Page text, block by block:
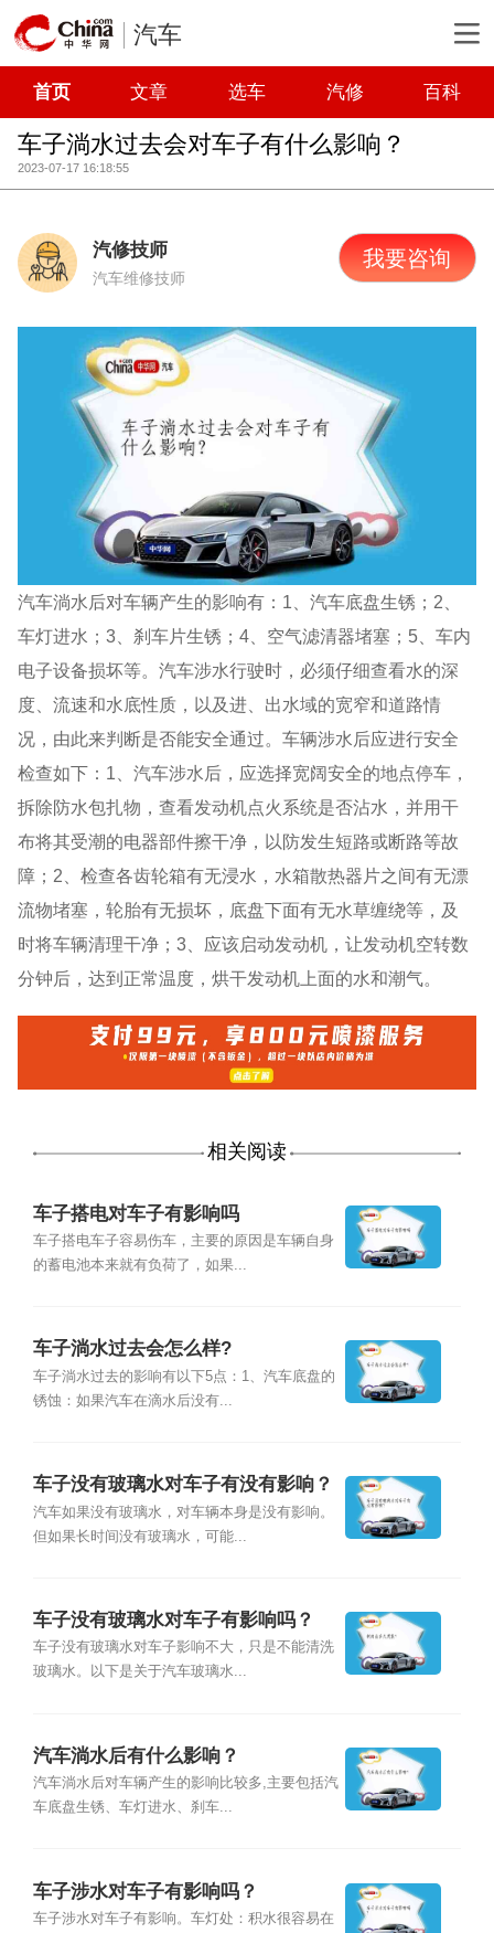
汽车
首页 文章 选车 汽修 百科
车子淌水过去会对车子有什么影响？
2023-07-17 16:18:55
汽修技师
汽车维修技师
我要咨询
汽车淌水后对车辆产生的影响有：1、汽车底盘生锈；2、
车灯进水；3、刹车片生锈；4、空气滤清器堵塞；5、车内
电子设备损坏等。汽车涉水行驶时，必须仔细查看水的深
度、流速和水底性质，以及进、出水域的宽窄和道路情
况，由此来判断是否能安全通过。车辆涉水后应进行安全
检查如下：1、汽车涉水后，应选择宽阔安全的地点停车，
拆除防水包扎物，查看发动机点火系统是否沾水，并用干
布将其受潮的电器部件擦干净，以防发生短路或断路等故
障；2、检查各齿轮箱有无浸水，水箱散热器片之间有无漂
流物堵塞，轮胎有无损坏，底盘下面有无水草缠绕等，及
时将车辆清理干净；3、应该启动发动机，让发动机空转数
分钟后，达到正常温度，烘干发动机上面的水和潮气。
相关阅读
车子搭电对车子有影响吗
车子搭电车子容易伤车，主要的原因是车辆自身
的蓄电池本来就有负荷了，如果...
车子淌水过去会怎么样?
车子淌水过去的影响有以下5点：1、汽车底盘的
锈蚀：如果汽车在滴水后没有...
车子没有玻璃水对车子有没有影响？
汽车如果没有玻璃水，对车辆本身是没有影响。
但如果长时间没有玻璃水，可能...
车子没有玻璃水对车子有影响吗？
车子没有玻璃水对车子影响不大，只是不能清洗
玻璃水。以下是关于汽车玻璃水...
汽车淌水后有什么影响？
汽车淌水后对车辆产生的影响比较多,主要包括汽
车底盘生锈、车灯进水、刹车...
车子涉水对车子有影响吗？
车子涉水对车子有影响。车灯处：积水很容易在